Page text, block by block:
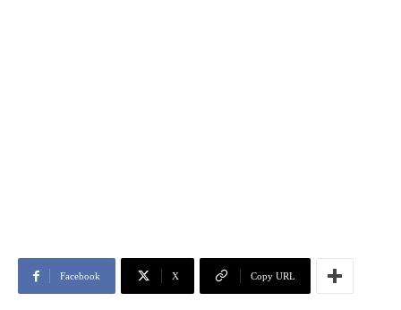
Facebook X Copy URL